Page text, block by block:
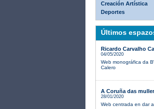
Creación Artística
Deportes
Últimos
Ricardo Carvalho
04/05/2020
Web monográfica da
Calero
A Coruña das
28/01/2020
Web centrada en dar